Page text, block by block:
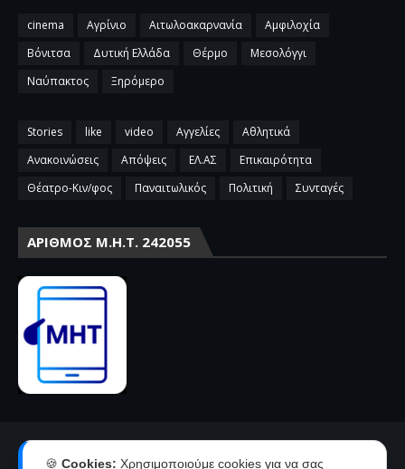
cinema Αγρίνιο Αιτωλοακαρνανία
Αμφιλοχία
Βόνιτσα
Δυτική Ελλάδα Θέρμο
Μεσολόγγι
Ναύπακτος
Ξηρόμερο
Stories like video Αγγελίες
Αθλητικά
Ανακοινώσεις
Απόψεις ΕΛ.ΑΣ
Επικαιρότητα
Θέατρο-Κιν/φος
Παναιτωλικός Πολιτική Συνταγές
ΑΡΙΘΜΌΣ Μ.Η.Τ. 242055
🍪 Cookies: Χρησιμοποιούμε cookies για να σας